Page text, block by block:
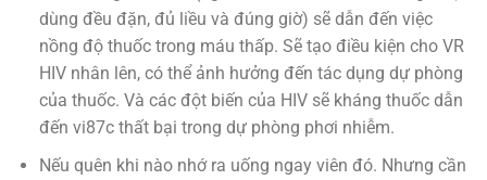
dùng đều đặn, đủ liều và đúng giờ) sẽ dẫn đến việc
nồng độ thuốc trong máu thấp. Sẽ tạo điều kiện cho VR
HIV nhân lên, có thể ảnh hưởng đến tác dụng dự phòng
của thuốc. Và các đột biến của HIV sẽ kháng thuốc dẫn
đến vi87c thất bại trong dự phòng phơi nhiễm.
Nếu quên khi nào nhớ ra uống ngay viên đó. Nhưng cần